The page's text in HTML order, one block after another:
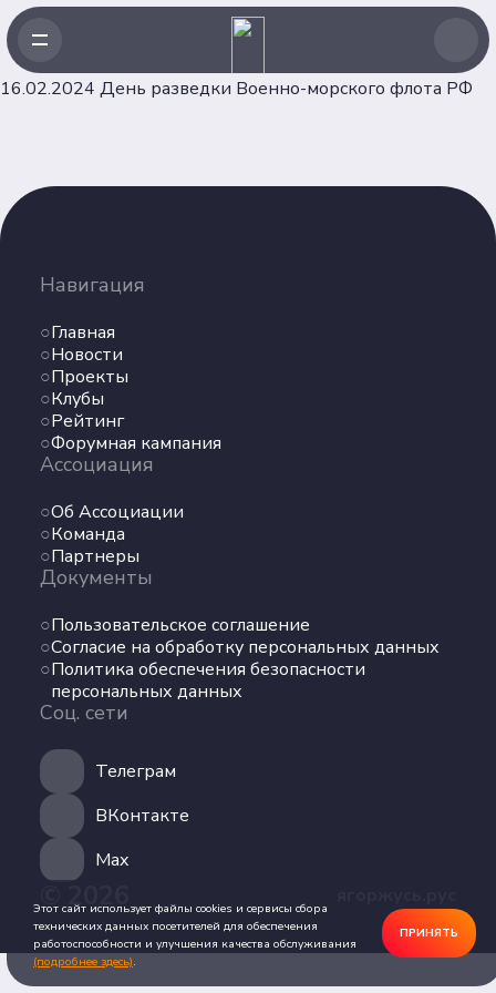
16.02.2024 День разведки Военно-морского флота РФ
Навигация
Главная
Новости
Проекты
Клубы
Рейтинг
Форумная кампания
Ассоциация
Об Ассоциации
Команда
Партнеры
Документы
Пользовательское соглашение
Согласие на обработку персональных данных
Политика обеспечения безопасности
персональных данных
Соц. сети
Телеграм
ВКонтакте
Max
© 2026
Главная
Новости
Проекты
Клубы
Рейтинг
Форумная кампания
Команда
Партнеры
Пользовательское соглашение
Согласие на обработку персональных данных
Политика обеспечения безопасности
персональных данных
сети
Телеграм
ВКонтакте
Max
Этот сайт использует файлы cookies и сервисы сбора
технических данных посетителей для обеспечения
работоспособности и улучшения качества обслуживания
(подробнее здесь).
ПРИНЯТЬ